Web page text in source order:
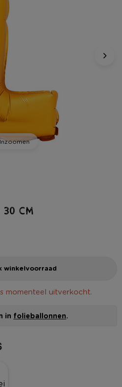
cm
winkelvoorraad
momenteel uitverkocht.
in folieballonnen.